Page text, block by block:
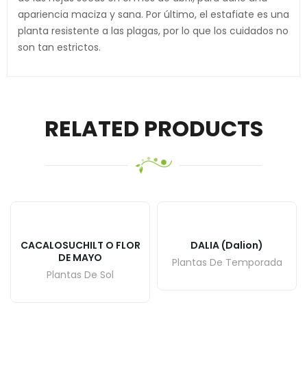
apariencia maciza y sana. Por último, el estafiate es una
planta resistente a las plagas, por lo que los cuidados no
son tan estrictos.
RELATED PRODUCTS
CACALOSUCHILT O FLOR
DE MAYO
Plantas De Sol
DALIA (Dalion)
Plantas De Temporada